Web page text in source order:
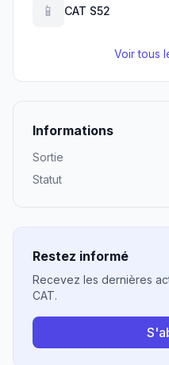
📱 CAT S52
Voir tous
Informations
Sortie
Statut
Restez informé
Recevez les dernières
CAT.